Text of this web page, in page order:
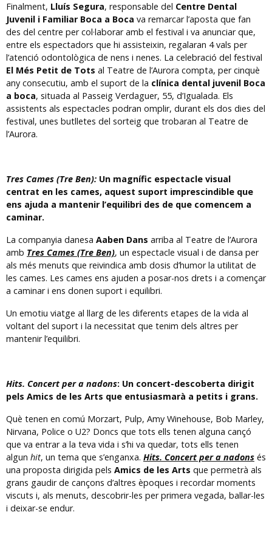
Finalment, Lluís Segura, responsable del Centre Dental
Juvenil i Familiar Boca a Boca va remarcar l’aposta que fan
des del centre per col·laborar amb el festival i va anunciar que,
entre els espectadors que hi assisteixin, regalaran 4 vals per
l’atenció odontològica de nens i nenes. La celebració del festival
El Més Petit de Tots al Teatre de l’Aurora compta, per cinquè
any consecutiu, amb el suport de la clínica dental juvenil Boca
a boca, situada al Passeig Verdaguer, 55, d’Igualada. Els
assistents als espectacles podran omplir, durant els dos dies del
festival, unes butlletes del sorteig que trobaran al Teatre de
l’Aurora.
Tres Cames (Tre Ben): Un magnífic espectacle visual
centrat en les cames, aquest suport imprescindible que
ens ajuda a mantenir l’equilibri des de que comencem a
caminar.
La companyia danesa Aaben Dans arriba al Teatre de l’Aurora
amb Tres Cames (Tre Ben), un espectacle visual i de dansa per
als més menuts que reivindica amb dosis d’humor la utilitat de
les cames. Les cames ens ajuden a posar-nos drets i a començar
a caminar i ens donen suport i equilibri.
Un emotiu viatge al llarg de les diferents etapes de la vida al
voltant del suport i la necessitat que tenim dels altres per
mantenir l’equilibri.
Hits. Concert per a nadons: Un concert-descoberta dirigit
pels Amics de les Arts que entusiasmarà a petits i grans.
Què tenen en comú Morzart, Pulp, Amy Winehouse, Bob Marley,
Nirvana, Police o U2? Doncs que tots ells tenen alguna cançó
que va entrar a la teva vida i s’hi va quedar, tots ells tenen
algun hit, un tema que s’enganxa. Hits. Concert per a nadons és
una proposta dirigida pels Amics de les Arts que permetrà als
grans gaudir de cançons d’altres èpoques i recordar moments
viscuts i, als menuts, descobrir-les per primera vegada, ballar-les
i deixar-se endur.